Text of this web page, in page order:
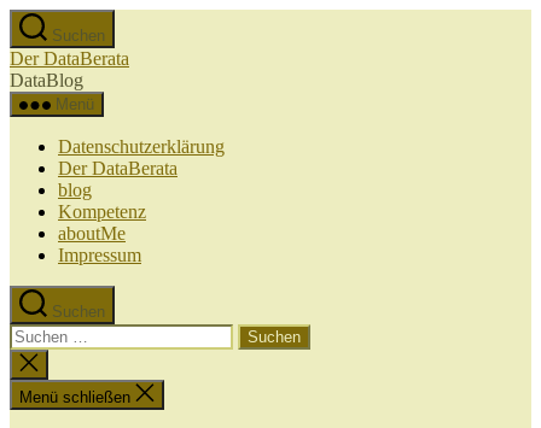
Zum
Inhalt
springen
Suchen
Der DataBerata
DataBlog
Menü
Datenschutzerklärung
Der DataBerata
blog
Kompetenz
aboutMe
Impressum
Suchen
Suchen
nach:
Suche
schließen
Menü schließen